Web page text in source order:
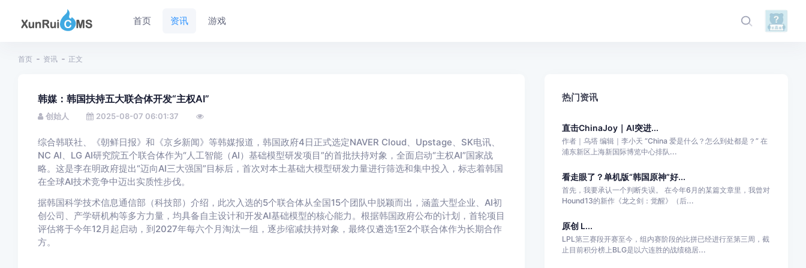
首页 资讯 游戏
首页 资讯 正文
韩媒：韩国扶持五大联合体开发“主权AI”
创始人 2025-08-07 06:01:37
综合韩联社、《朝鲜日报》和《京乡新闻》等韩媒报道，韩国政府4日正式选定NAVER Cloud、Upstage、SK电讯、
NC AI、LG AI研究院五个联合体作为“人工智能（AI）基础模型研发项目”的首批扶持对象，全面启动“主权AI”国家战
略。这是李在明政府提出“迈向AI三大强国”目标后，首次对本土基础大模型研发力量进行筛选和集中投入，标志着韩国
在全球AI技术竞争中迈出实质性步伐。
据韩国科学技术信息通信部（科技部）介绍，此次入选的5个联合体从全国15个团队中脱颖而出，涵盖大型企业、AI初
创公司、产学研机构等多方力量，均具备自主设计和开发AI基础模型的核心能力。根据韩国政府公布的计划，首轮项目
评估将于今年12月起启动，到2027年每六个月淘汰一组，逐步缩减扶持对象，最终仅遴选1至2个联合体作为长期合作
方。
热门资讯
直击ChinaJoy｜AI突进...
作者｜乌塔 编辑｜李小天 “China 爱是什么？怎么到处都是？” 在
浦东新区上海新国际博览中心排队...
看走眼了？单机版“韩国原神”好...
首先，我要承认一个判断失误。 在今年6月的某篇文章里，我曾对
Hound13的新作《龙之剑：觉醒》（后...
原创 L...
LPL第三赛段开赛至今，组内赛阶段的比拼已经进行至第三周，截
止目前积分榜上BLG是以六连胜的战绩稳居...